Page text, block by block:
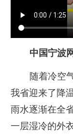
中国宁波
随着冷空
我省迎来了降
雨水逐渐在全
一层湿冷的外